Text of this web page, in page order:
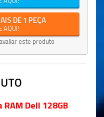
DE 1 PEÇA
AQUI!
este produto
RAM Dell 128GB